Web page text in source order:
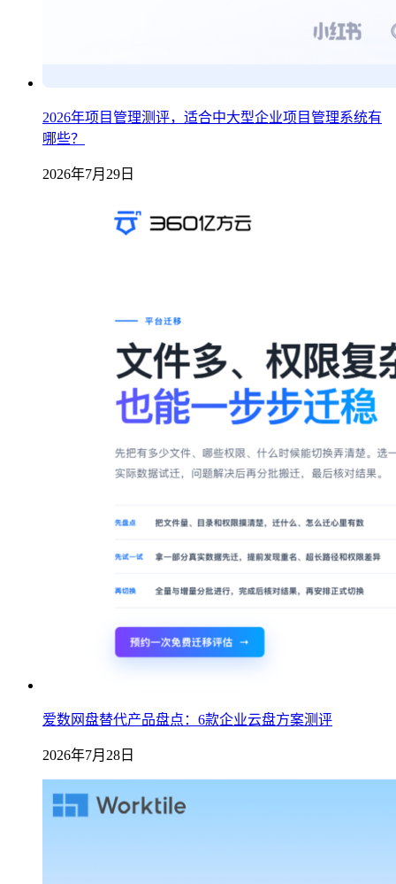
2026年项目管理测评，适合中大型企业项目管理系统有
哪些？
2026年7月29日
爱数网盘替代产品盘点：6款企业云盘方案测评
2026年7月28日